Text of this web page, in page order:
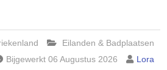
Eilanden & Badplaatsen
Bijgewerkt 06 Augustus 2026
Lora